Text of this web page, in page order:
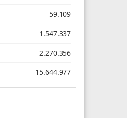
59.109
1.547.337
2.270.356
15.644.977